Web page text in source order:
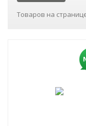
Товаров на